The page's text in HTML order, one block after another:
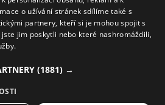
cookies
s obrázky Mapa stránek
SPANISH
ENGLISH
o užívání stránek sdílíme také s
partnery, kteří si je mohou spojit s
jim poskytli nebo které nashromáždili,
(1881) →